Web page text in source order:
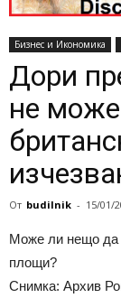
Бизнес и Икономика
Дори
не
От budilnik - 15/01/
Може ли нещо да
площи?
Снимка: Архив